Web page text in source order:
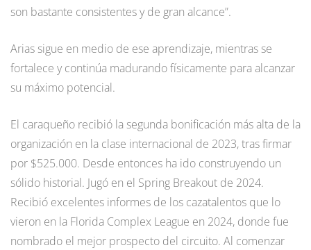
son bastante consistentes y de gran alcance”.
Arias sigue en medio de ese aprendizaje, mientras se
fortalece y continúa madurando físicamente para alcanzar
su máximo potencial.
El caraqueño recibió la segunda bonificación más alta de la
organización en la clase internacional de 2023, tras firmar
por $525.000. Desde entonces ha ido construyendo un
sólido historial. Jugó en el Spring Breakout de 2024.
Recibió excelentes informes de los cazatalentos que lo
vieron en la Florida Complex League en 2024, donde fue
nombrado el mejor prospecto del circuito. Al comenzar